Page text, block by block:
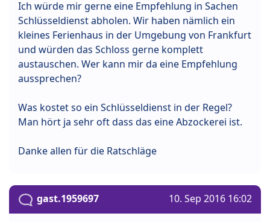
Ich würde mir gerne eine Empfehlung in Sachen
Schlüsseldienst abholen. Wir haben nämlich ein
kleines Ferienhaus in der Umgebung von Frankfurt
und würden das Schloss gerne komplett
austauschen. Wer kann mir da eine Empfehlung
aussprechen?
Was kostet so ein Schlüsseldienst in der Regel?
Man hört ja sehr oft dass das eine Abzockerei ist.
Danke allen für die Ratschläge
gast.1959697 10. Sep 2016 16:02